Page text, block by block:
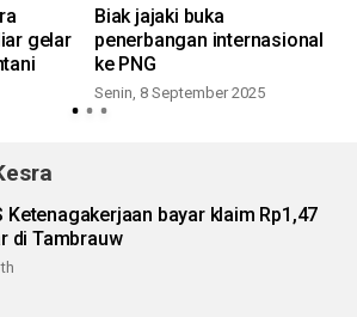
gelar
Biak jajaki buka
penerbangan internasional
ke PNG
Senin, 8 September 2025
Ketenagakerjaan bayar klaim Rp1,47
di Tambrauw